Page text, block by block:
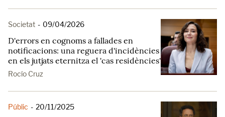
Societat - 09/04/2026
D'errors en cognoms a fallades en
notificacions: una reguera d'incidències
en els jutjats eternitza el 'cas residències'
Rocío Cruz
Públic - 20/11/2025